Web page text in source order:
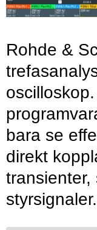
Rohde &
bara se
direkt
transienter,
styrsignaler.